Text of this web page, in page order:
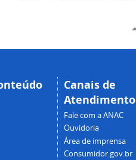
Canais de
Atendimento
Fale com a ANAC
Ouvidoria
Área de imprensa
Consumidor.gov.br